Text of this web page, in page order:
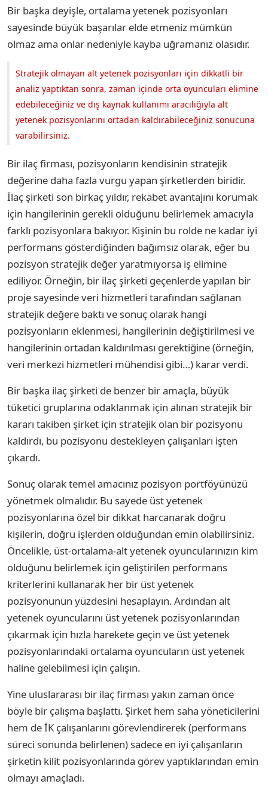
Bir başka deyişle, ortalama yetenek pozisyonları
sayesinde büyük başarılar elde etmeniz mümkün
olmaz ama onlar nedeniyle kayba uğramanız olasıdır.
Stratejik olmayan alt yetenek pozisyonları için dikkatli bir
analiz yaptıktan sonra, zaman içinde orta oyuncuları elimine
edebileceğiniz ve dış kaynak kullanımı aracılığıyla alt
yetenek pozisyonlarını ortadan kaldırabileceğiniz sonucuna
varabilirsiniz.
Bir ilaç firması, pozisyonların kendisinin stratejik
değerine daha fazla vurgu yapan şirketlerden biridir.
İlaç şirketi son birkaç yıldır, rekabet avantajını korumak
için hangilerinin gerekli olduğunu belirlemek amacıyla
farklı pozisyonlara bakıyor. Kişinin bu rolde ne kadar iyi
performans gösterdiğinden bağımsız olarak, eğer bu
pozisyon stratejik değer yaratmıyorsa iş elimine
ediliyor. Örneğin, bir ilaç şirketi geçenlerde yapılan bir
proje sayesinde veri hizmetleri tarafından sağlanan
stratejik değere baktı ve sonuç olarak hangi
pozisyonların eklenmesi, hangilerinin değiştirilmesi ve
hangilerinin ortadan kaldırılması gerektiğine (örneğin,
veri merkezi hizmetleri mühendisi gibi…) karar verdi.
Bir başka ilaç şirketi de benzer bir amaçla, büyük
tüketici gruplarına odaklanmak için alınan stratejik bir
kararı takiben şirket için stratejik olan bir pozisyonu
kaldırdı, bu pozisyonu destekleyen çalışanları işten
çıkardı.
Sonuç olarak temel amacınız pozisyon portföyünüzü
yönetmek olmalıdır. Bu sayede üst yetenek
pozisyonlarına özel bir dikkat harcanarak doğru
kişilerin, doğru işlerden olduğundan emin olabilirsiniz.
Öncelikle, üst-ortalama-alt yetenek oyuncularınızın kim
olduğunu belirlemek için geliştirilen performans
kriterlerini kullanarak her bir üst yetenek
pozisyonunun yüzdesini hesaplayın. Ardından alt
yetenek oyuncularını üst yetenek pozisyonlarından
çıkarmak için hızla harekete geçin ve üst yetenek
pozisyonlarındaki ortalama oyuncuların üst yetenek
haline gelebilmesi için çalışın.
Yine uluslararası bir ilaç firması yakın zaman önce
böyle bir çalışma başlattı. Şirket hem saha yöneticilerini
hem de İK çalışanlarını görevlendirerek (performans
süreci sonunda belirlenen) sadece en iyi çalışanların
şirketin kilit pozisyonlarında görev yaptıklarından emin
olmayı amaçladı.